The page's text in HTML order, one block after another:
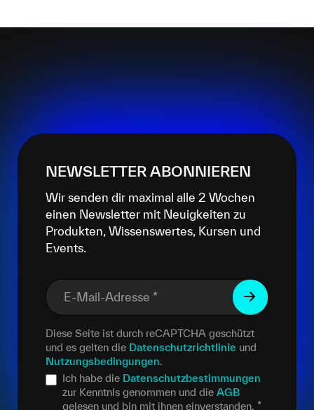
NEWSLETTER ABONNIEREN
Wir senden dir maximal alle 2 Wochen
einen Newsletter mit Neuigkeiten zu
Produkten, Wissenswertes, Kursen und
Events.
E-Mail-Adresse *
Diese Seite ist durch reCAPTCHA geschützt
und es gelten die Datenschutzrichtlinie und
Nutzungsbedingungen.
Ich habe die Datenschutzbestimmungen
zur Kenntnis genommen und die AGB
gelesen und bin mit ihnen einverstanden. *